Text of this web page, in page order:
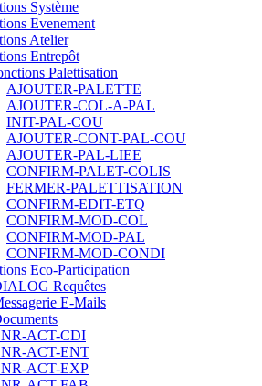
Système
Evenement
Atelier
Entrepôt
Palettisation
AJOUTER-PALETTE
AJOUTER-COL-A-PAL
INIT-PAL-COU
AJOUTER-CONT-PAL-COU
AJOUTER-PAL-LIEE
CONFIRM-PALET-COLIS
FERMER-PALETTISATION
CONFIRM-EDIT-ETQ
CONFIRM-MOD-COL
CONFIRM-MOD-PAL
CONFIRM-MOD-CONDI
Eco-Participation
Requêtes
E-Mails
ACT-CDI
ACT-ENT
ACT-EXP